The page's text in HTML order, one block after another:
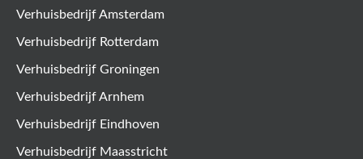
Verhuisbedrijf Amsterdam
Verhuisbedrijf Rotterdam
Verhuisbedrijf Groningen
Verhuisbedrijf Arnhem
Verhuisbedrijf Eindhoven
Verhuisbedrijf Maasstricht